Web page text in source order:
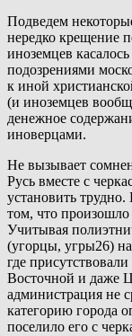
Подведем
нередко крещение
иноземцев
подозрениями
к иной
(и иноземцев
денежное
иноверцами.
Не вызывает
Русь вместе с
установить
том, что произошло
Учитывая
(угорцы, угры26)
где
Восточной и даже
администрация не
категорию города
поселило его с